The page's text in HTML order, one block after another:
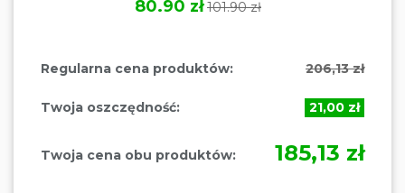
80.90 zł 101.90 zł
Regularna cena produktów: 206,13 zł
Twoja oszczędność: 21,00 zł
Twoja cena obu produktów: 185,13 zł